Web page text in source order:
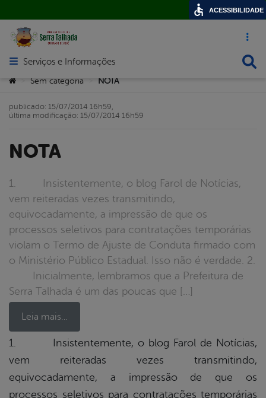
Acesso
Abrir menu principal de navegação
Serviços e Informações
Você está aqui:
Sem categoria NOTA
NOTA
1. Insistentemente, o blog Farol de Notícias,
vem reiteradas vezes transmitindo,
equivocadamente, a impressão de que os
processos seletivos para contratações temporárias
violam o Termo de Ajuste de Conduta firmado com
o Ministério Público Estadual. Isso não é verdade. 2.
Inicialmente, lembramos que a Prefeitura de
Serra Talhada é um das poucas que […]
Leia mais…
publicado: 15/07/2014 16h59,
última modificação: 15/07/2014 16h59
1. Insistentemente, o blog Farol de Notícias,
vem reiteradas vezes transmitindo,
equivocadamente, a impressão de que os
processos seletivos para contratações temporárias
ACESSIBILIDADE